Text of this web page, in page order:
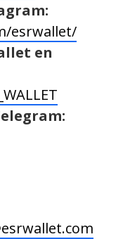
esrwallet/
en